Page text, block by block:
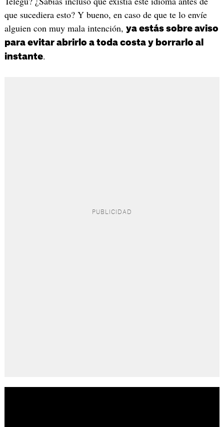
que sucediera esto? Y bueno, en caso de que te lo envíe
alguien con muy mala intención, ya estás sobre aviso
para evitar abrirlo a toda costa y borrarlo al
instante.